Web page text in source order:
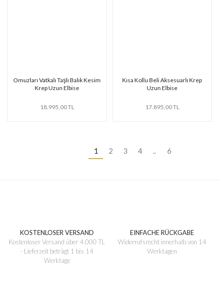
Omuzları Vatkalı Taşlı Balık Kesim
Krep Uzun Elbise
18.995,00 TL
Kısa Kollu Beli Aksesuarlı Krep
Uzun Elbise
17.895,00 TL
1 2 3 4 .. 6
KOSTENLOSER VERSAND
Kostenloser Versand über 4.000 TL
- Lieferzeit beträgt 1 bis 14
Werktage
EINFACHE RÜCKGABE
Widerrufsrecht innerhalb von 14
Werktagen